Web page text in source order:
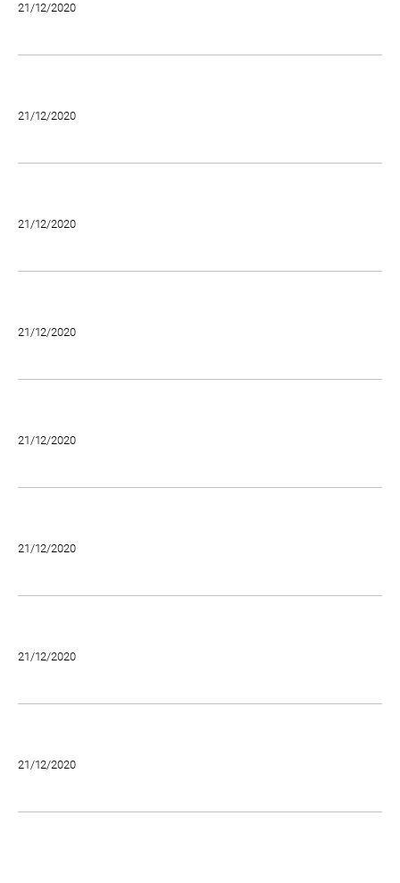
21/12/2020
21/12/2020
21/12/2020
21/12/2020
21/12/2020
21/12/2020
21/12/2020
21/12/2020